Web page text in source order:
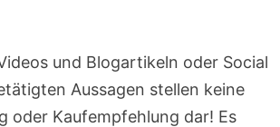
und Blogartikeln oder Social
Aussagen stellen keine
oder Kaufempfehlung dar! Es